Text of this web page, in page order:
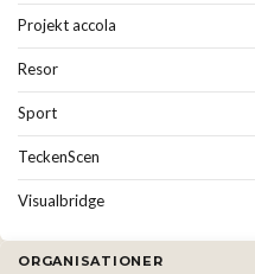
Projekt accola
Resor
Sport
TeckenScen
Visualbridge
ORGANISATIONER